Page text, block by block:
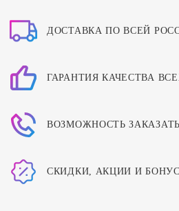
ДОСТАВКА ПО ВСЕЙ
ГАРАНТИЯ КАЧЕСТВА
ВОЗМОЖНОСТЬ
СКИДКИ, АКЦИИ И